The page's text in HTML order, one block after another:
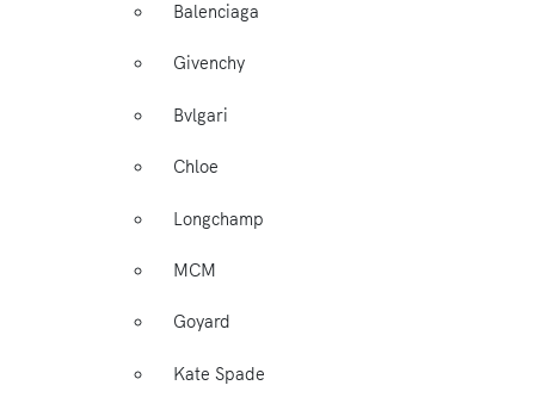
Balenciaga
Givenchy
Bvlgari
Chloe
Longchamp
MCM
Goyard
Kate Spade